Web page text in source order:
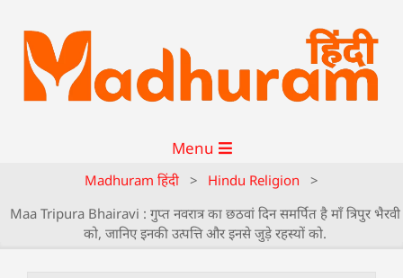
Menu
Madhuram हिंदी > Hindu Religion
>
Maa Tripura Bhairavi : गुप्त नवरात्र का छठवां दिन समर्पित है माँ त्रिपुर भैरवी
को, जानिए इनकी उत्पत्ति और इनसे जुड़े रहस्यों को.